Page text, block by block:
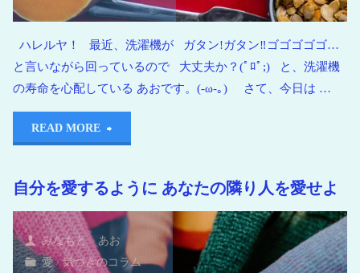
ハレルヤ！ 最近、洗濯機が ガタン!ガタン‼︎ゴゴゴゴゴ…
と言いながら回っているので 大丈夫か？(ﾟﾛﾟ;) と、洗濯機
の寿命を心配している あおです。(-ω-｡) さて、今日は …
READ MORE
自分を愛するように あなたの隣り人を愛せよ
みなもと あお
愛 / 気づきのコラム